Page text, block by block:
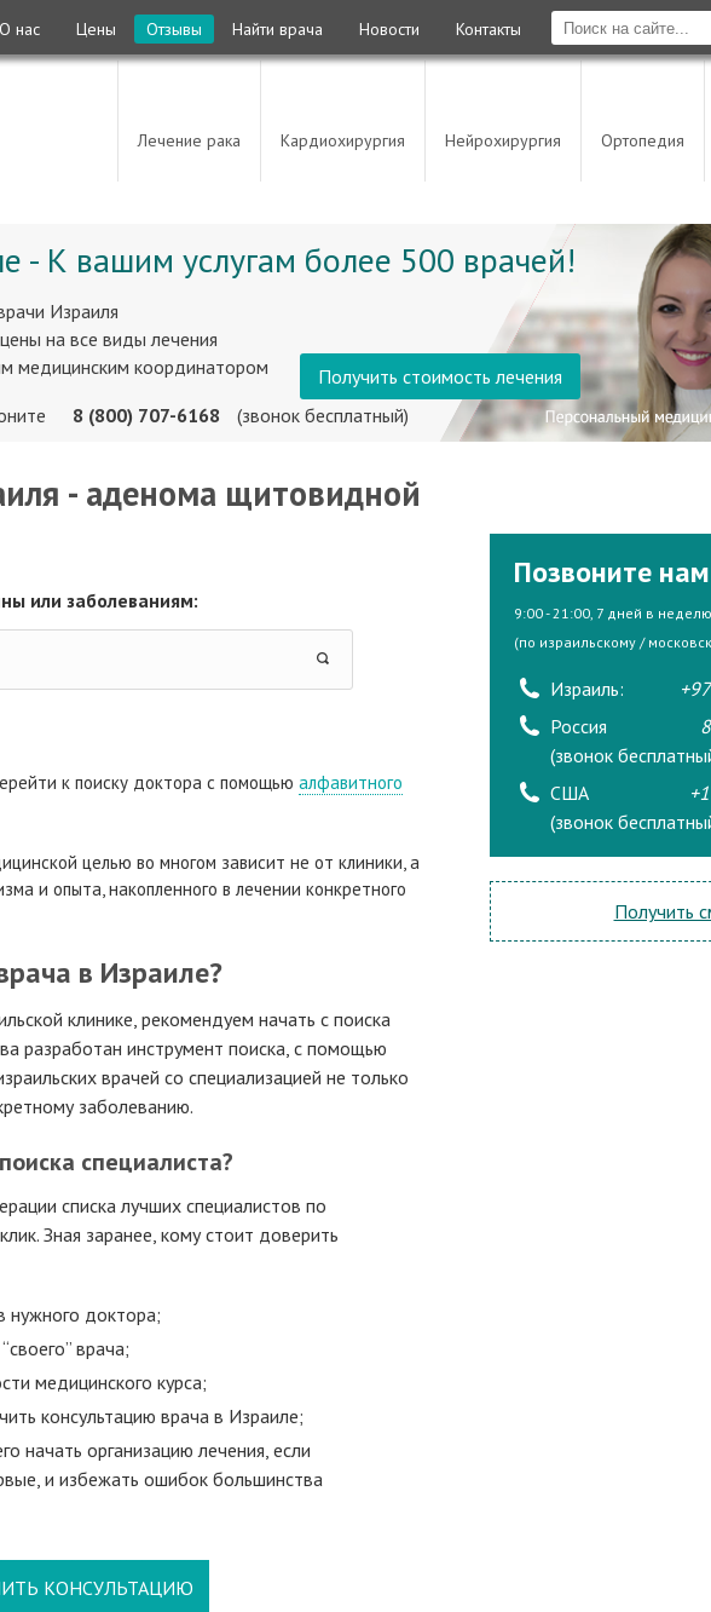
О нас Цены Отзывы Найти врача Новости Контакты
Лечение рака Кардиохирургия Нейрохирургия Ортопедия
- К вашим услугам более 500 врачей!
Израиля
на все виды лечения
медицинским координатором
8 (800) 707-6168 (звонок бесплатный)
Получить стоимость лечения
Позвоните нам
9:00 - 21:00, 7 дней в
(по израильскому /
Израиль:
Россия
(звонок
США
(звонок
Получить
- аденома щитовидной
или заболеваниям:
к поиску доктора с помощью алфавитного
целью во многом зависит не от клиники, а
и опыта, накопленного в лечении конкретного
в Израиле?
клинике, рекомендуем начать с поиска
разработан инструмент поиска, с помощью
врачей со специализацией не только
заболеванию.
специалиста?
списка лучших специалистов по
Зная заранее, кому стоит доверить
нужного доктора;
врача;
медицинского курса;
консультацию врача в Израиле;
начать организацию лечения, если
и избежать ошибок большинства
КОНСУЛЬТАЦИЮ